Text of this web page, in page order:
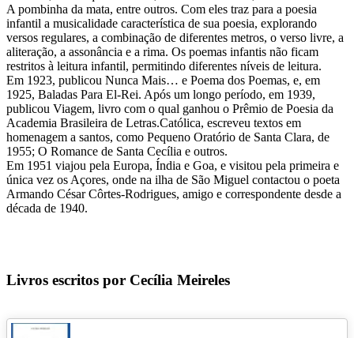
A pombinha da mata, entre outros. Com eles traz para a poesia
infantil a musicalidade característica de sua poesia, explorando
versos regulares, a combinação de diferentes metros, o verso livre, a
aliteração, a assonância e a rima. Os poemas infantis não ficam
restritos à leitura infantil, permitindo diferentes níveis de leitura.
Em 1923, publicou Nunca Mais… e Poema dos Poemas, e, em
1925, Baladas Para El-Rei. Após um longo período, em 1939,
publicou Viagem, livro com o qual ganhou o Prêmio de Poesia da
Academia Brasileira de Letras.Católica, escreveu textos em
homenagem a santos, como Pequeno Oratório de Santa Clara, de
1955; O Romance de Santa Cecília e outros.
Em 1951 viajou pela Europa, Índia e Goa, e visitou pela primeira e
única vez os Açores, onde na ilha de São Miguel contactou o poeta
Armando César Côrtes-Rodrigues, amigo e correspondente desde a
década de 1940.
Livros escritos por Cecília Meireles